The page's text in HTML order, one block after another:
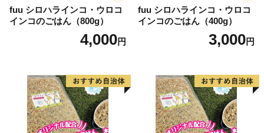
fuu シロハラインコ・ウロコ
インコのごはん（800g）
4,000円
fuu シロハラインコ・ウロコ
インコのごはん（400g）
3,000円